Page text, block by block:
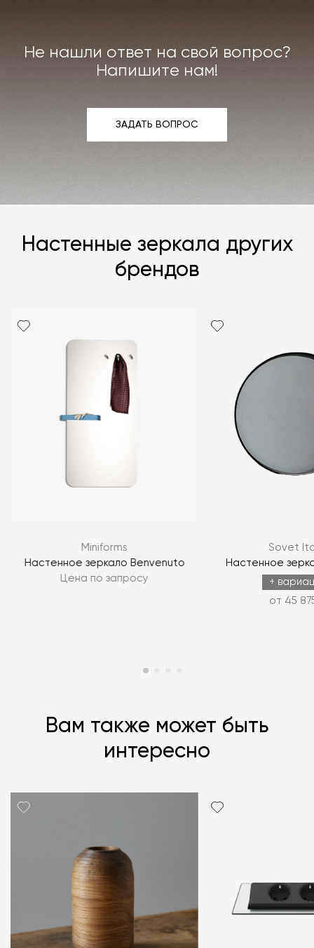
Не нашли ответ на свой вопрос?
Напишите нам!
ЗАДАТЬ ВОПРОС
политикой персональных данных
Настенные зеркала других
брендов
Miniforms
Настенное зеркало Benvenuto
Цена по запросу
Sovet
Настенное
+
от 45
Вам также может быть
интересно